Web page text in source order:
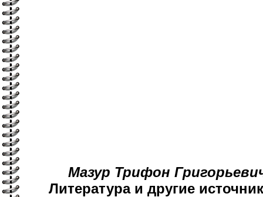
Мазур Трифон
Литература и другие